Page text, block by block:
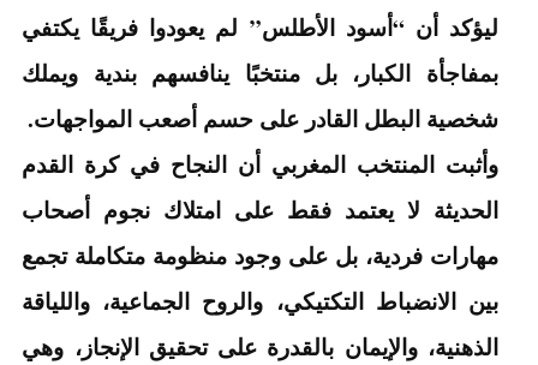
ليؤكد أن “أسود الأطلس” لم يعودوا فريقًا يكتفي
بمفاجأة الكبار، بل منتخبًا ينافسهم بندية ويملك
شخصية البطل القادر على حسم أصعب المواجهات.
وأثبت المنتخب المغربي أن النجاح في كرة القدم
الحديثة لا يعتمد فقط على امتلاك نجوم أصحاب
مهارات فردية، بل على وجود منظومة متكاملة تجمع
بين الانضباط التكتيكي، والروح الجماعية، واللياقة
الذهنية، والإيمان بالقدرة على تحقيق الإنجاز، وهي